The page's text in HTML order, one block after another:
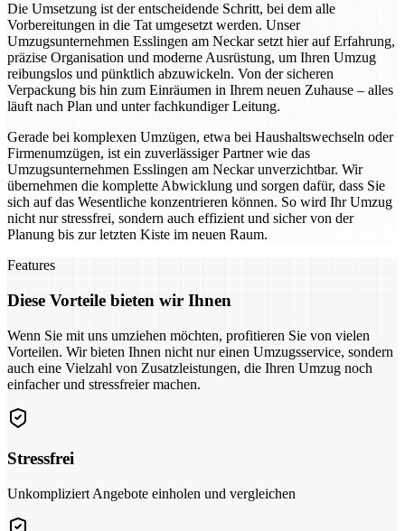
Die Umsetzung ist der entscheidende Schritt, bei dem alle
Vorbereitungen in die Tat umgesetzt werden. Unser
Umzugsunternehmen Esslingen am Neckar setzt hier auf Erfahrung,
präzise Organisation und moderne Ausrüstung, um Ihren Umzug
reibungslos und pünktlich abzuwickeln. Von der sicheren
Verpackung bis hin zum Einräumen in Ihrem neuen Zuhause – alles
läuft nach Plan und unter fachkundiger Leitung.
Gerade bei komplexen Umzügen, etwa bei Haushaltswechseln oder
Firmenumzügen, ist ein zuverlässiger Partner wie das
Umzugsunternehmen Esslingen am Neckar unverzichtbar. Wir
übernehmen die komplette Abwicklung und sorgen dafür, dass Sie
sich auf das Wesentliche konzentrieren können. So wird Ihr Umzug
nicht nur stressfrei, sondern auch effizient und sicher von der
Planung bis zur letzten Kiste im neuen Raum.
Features
Diese Vorteile bieten wir Ihnen
Wenn Sie mit uns umziehen möchten, profitieren Sie von vielen
Vorteilen. Wir bieten Ihnen nicht nur einen Umzugsservice, sondern
auch eine Vielzahl von Zusatzleistungen, die Ihren Umzug noch
einfacher und stressfreier machen.
Stressfrei
Unkompliziert Angebote einholen und vergleichen